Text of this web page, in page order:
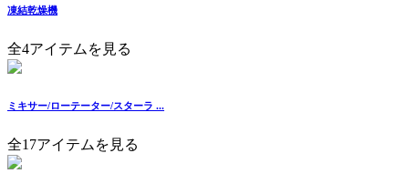
凍結乾燥機
全4アイテムを見る
ミキサー/ローテーター/スターラ ...
全17アイテムを見る